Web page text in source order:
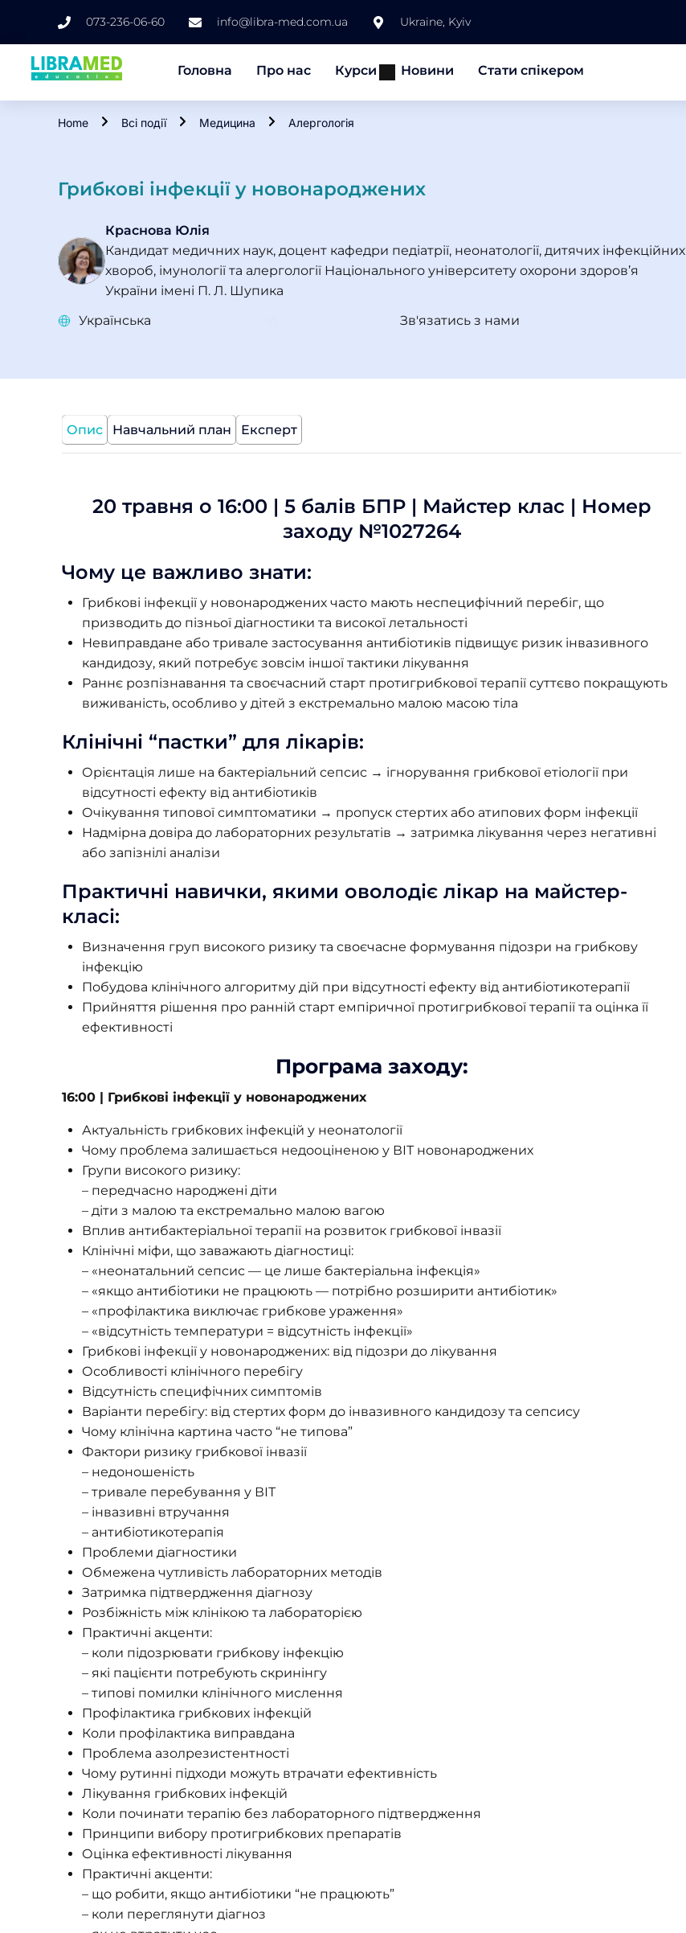
073-236-06-60 info@libra-med.com.ua Ukraine, Kyiv
Головна Про нас Курси Новини Стати спікером
Home Всі події Медицина Алергологія
Грибкові інфекції у новонароджених
Краснова Юлія
Кандидат медичних наук, доцент кафедри педіатрії, неонатології, дитячих інфекційних
хвороб, імунології та алергології Національного університету охорони здоров’я
України імені П. Л. Шупика
Українська
Зв'язатись з нами
Опис Навчальний план Експерт
20 травня о 16:00 | 5 балів БПР | Майстер клас | Номер
заходу №1027264
Чому це важливо знати:
Грибкові інфекції у новонароджених часто мають неспецифічний перебіг, що
призводить до пізньої діагностики та високої летальності
Невиправдане або тривале застосування антибіотиків підвищує ризик інвазивного
кандидозу, який потребує зовсім іншої тактики лікування
Раннє розпізнавання та своєчасний старт протигрибкової терапії суттєво покращують
виживаність, особливо у дітей з екстремально малою масою тіла
Клінічні “пастки” для лікарів:
Орієнтація лише на бактеріальний сепсис → ігнорування грибкової етіології при
відсутності ефекту від антибіотиків
Очікування типової симптоматики → пропуск стертих або атипових форм інфекції
Надмірна довіра до лабораторних результатів → затримка лікування через негативні
або запізнілі аналізи
Практичні навички, якими оволодіє лікар на майстер-
класі:
Визначення груп високого ризику та своєчасне формування підозри на грибкову
інфекцію
Побудова клінічного алгоритму дій при відсутності ефекту від антибіотикотерапії
Прийняття рішення про ранній старт емпіричної протигрибкової терапії та оцінка її
ефективності
Програма заходу:
16:00 | Грибкові інфекції у новонароджених
Актуальність грибкових інфекцій у неонатології
Чому проблема залишається недооціненою у ВІТ новонароджених
Групи високого ризику:
– передчасно народжені діти
– діти з малою та екстремально малою вагою
Вплив антибактеріальної терапії на розвиток грибкової інвазії
Клінічні міфи, що заважають діагностиці:
– «неонатальний сепсис — це лише бактеріальна інфекція»
– «якщо антибіотики не працюють — потрібно розширити антибіотик»
– «профілактика виключає грибкове ураження»
– «відсутність температури = відсутність інфекції»
Грибкові інфекції у новонароджених: від підозри до лікування
Особливості клінічного перебігу
Відсутність специфічних симптомів
Варіанти перебігу: від стертих форм до інвазивного кандидозу та сепсису
Чому клінічна картина часто “не типова”
Фактори ризику грибкової інвазії
– недоношеність
– тривале перебування у ВІТ
– інвазивні втручання
– антибіотикотерапія
Проблеми діагностики
Обмежена чутливість лабораторних методів
Затримка підтвердження діагнозу
Розбіжність між клінікою та лабораторією
Практичні акценти:
– коли підозрювати грибкову інфекцію
– які пацієнти потребують скринінгу
– типові помилки клінічного мислення
Профілактика грибкових інфекцій
Коли профілактика виправдана
Проблема азолрезистентності
Чому рутинні підходи можуть втрачати ефективність
Лікування грибкових інфекцій
Коли починати терапію без лабораторного підтвердження
Принципи вибору протигрибкових препаратів
Оцінка ефективності лікування
Практичні акценти:
– що робити, якщо антибіотики “не працюють”
– коли переглянути діагноз